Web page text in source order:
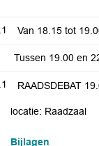
Van 18.15 tot
Tussen 19.00 en
RAADSDEBAT
locatie: Raadzaal
Bijlagen